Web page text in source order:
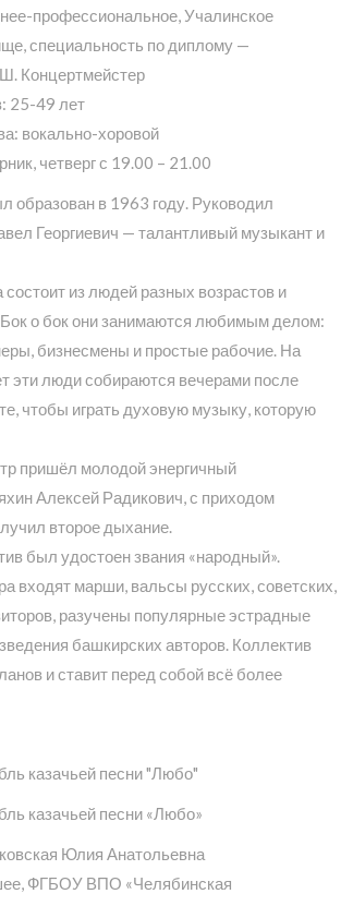
профессиональное, Учалинское
специальность по диплому —
Концертмейстер
25-49 лет
вокально-хоровой
четверг с 19.00 – 21.00
образован в 1963 году. Руководил
Георгиевич — талантливый музыкант и
состоит из людей разных возрастов и
о бок они занимаются любимым делом:
бизнесмены и простые рабочие. На
эти люди собираются вечерами после
чтобы играть духовую музыку, которую
пришёл молодой энергичный
Алексей Радикович, с приходом
второе дыхание.
был удостоен звания «народный».
входят марши, вальсы русских, советских,
разучены популярные эстрадные
башкирских авторов. Коллектив
и ставит перед собой всё более
казачьей песни "Любо"
казачьей песни «Любо»
Юлия Анатольевна
ФГБОУ ВПО «Челябинская